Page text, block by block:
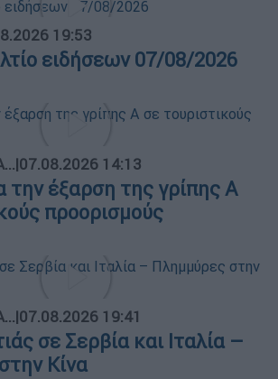
19:53
ειδήσεων 07/08/2026
|07.08.2026 14:13
την έξαρση της γρίπης Α
προορισμούς
|07.08.2026 19:41
σε Σερβία και Ιταλία –
Κίνα